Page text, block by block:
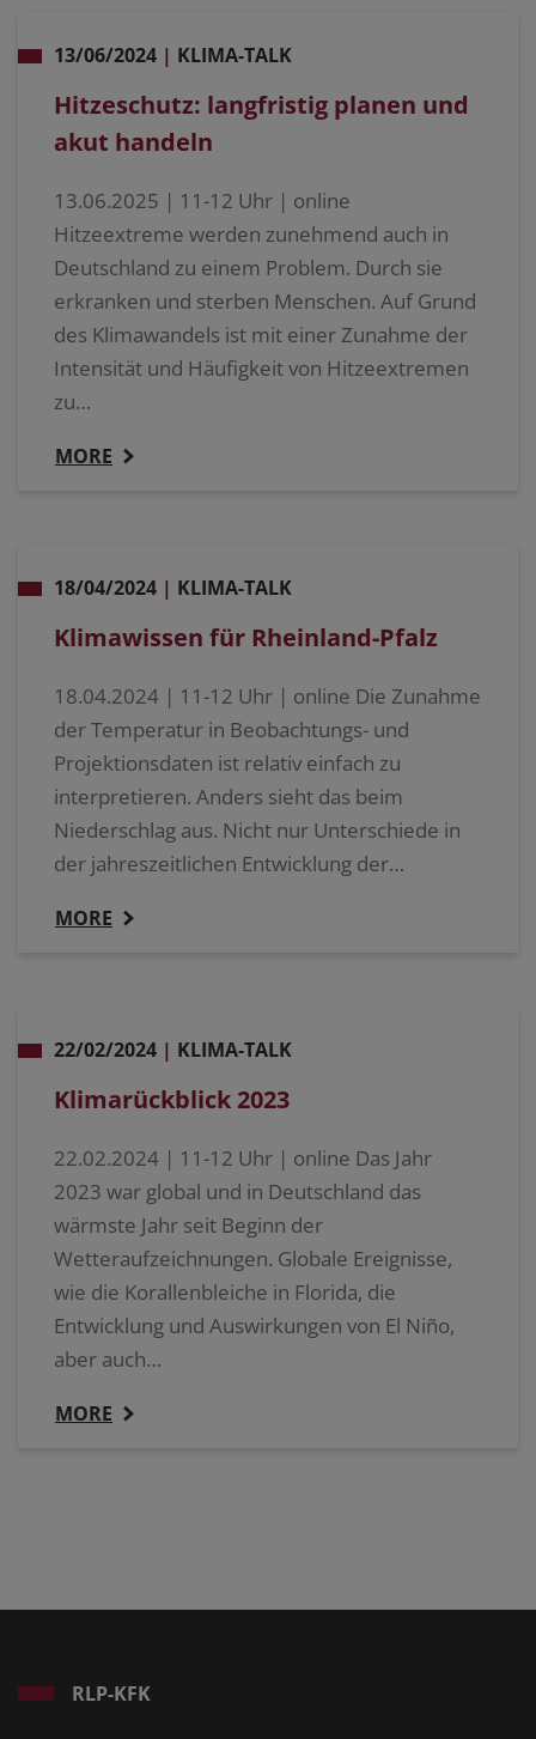
13/06/2024 | KLIMA-TALK
Hitzeschutz: langfristig planen und
akut handeln
13.06.2025 | 11-12 Uhr | online
Hitzeextreme werden zunehmend auch in
Deutschland zu einem Problem. Durch sie
erkranken und sterben Menschen. Auf Grund
des Klimawandels ist mit einer Zunahme der
Intensität und Häufigkeit von Hitzeextremen
zu…
MORE
18/04/2024 | KLIMA-TALK
Klimawissen für Rheinland-Pfalz
18.04.2024 | 11-12 Uhr | online Die Zunahme
der Temperatur in Beobachtungs- und
Projektionsdaten ist relativ einfach zu
interpretieren. Anders sieht das beim
Niederschlag aus. Nicht nur Unterschiede in
der jahreszeitlichen Entwicklung der…
MORE
22/02/2024 | KLIMA-TALK
Klimarückblick 2023
22.02.2024 | 11-12 Uhr | online Das Jahr
2023 war global und in Deutschland das
wärmste Jahr seit Beginn der
Wetteraufzeichnungen. Globale Ereignisse,
wie die Korallenbleiche in Florida, die
Entwicklung und Auswirkungen von El Niño,
aber auch…
MORE
RLP-KFK